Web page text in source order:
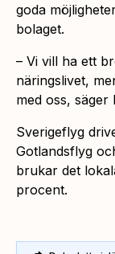
goda
bolaget.
– Vi vill ha ett
näringslivet,
med oss, säger
Sverigeflyg
Gotlandsflyg
brukar det
procent.